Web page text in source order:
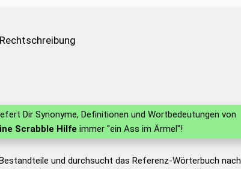
Rechtschreibung
Dir Synonyme, Definitionen und Wortbedeutungen von
Scrabble Hilfe immer "ein Ass im Ärmel"!
und durchsucht das Referenz-Wörterbuch nach